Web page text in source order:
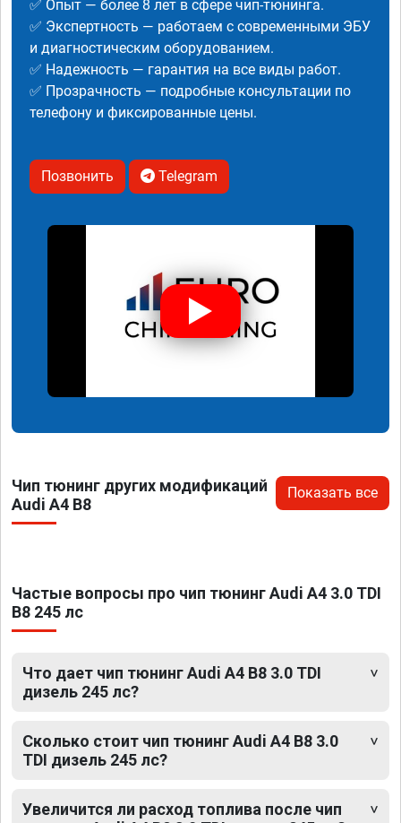
✅ Опыт — более 8 лет в сфере чип-тюнинга.
✅ Экспертность — работаем с современными ЭБУ
и диагностическим оборудованием.
✅ Надежность — гарантия на все виды работ.
✅ Прозрачность — подробные консультации по
телефону и фиксированные цены.
Позвонить Telegram
Чип тюнинг других модификаций
Audi A4 B8
Показать все
Частые вопросы про чип тюнинг Audi A4 3.0 TDI
B8 245 лс
Что дает чип тюнинг Audi A4 B8 3.0 TDI
дизель 245 лс?
Сколько стоит чип тюнинг Audi A4 B8 3.0
TDI дизель 245 лс?
Увеличится ли расход топлива после чип